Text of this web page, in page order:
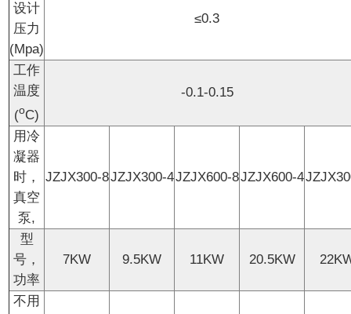
设计
压力
(Mpa)
≤0.3
工作
温度
(oC)
-0.1-0.15
用冷
凝器
时，
真空
泵,
JZJX300-8JZJX300-4JZJX600-8JZJX600-4
型
号，
功率
7KW 9.5KW 11KW 20.5KW
不用